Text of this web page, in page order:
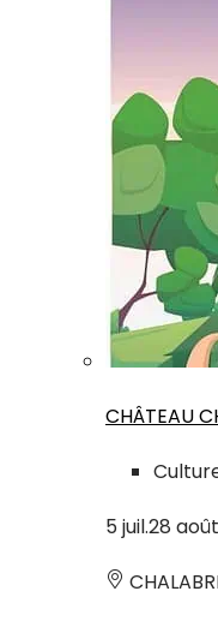
CHÂTEAU
5 juil.28 août